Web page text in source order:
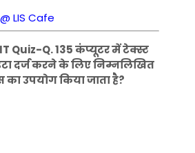
LIS Cafe
Quiz-Q. 135 कंप्यूटर में टेक्स्ट
दर्ज करने के लिए निम्नलिखित
उपयोग किया जाता है?